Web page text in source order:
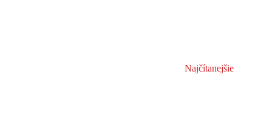
Najčítanejšie